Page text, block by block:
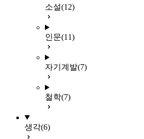
소설(12)
인문(11)
자기계발(7)
철학(7)
생각(6)